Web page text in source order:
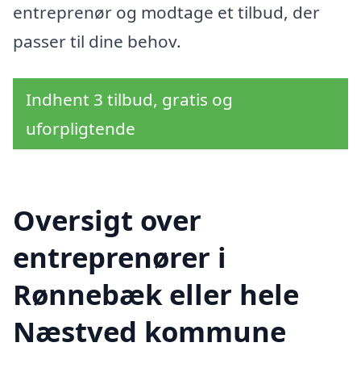
entreprenør og modtage et tilbud, der
passer til dine behov.
Indhent 3 tilbud, gratis og
uforpligtende
Oversigt over
entreprenører i
Rønnebæk eller hele
Næstved kommune